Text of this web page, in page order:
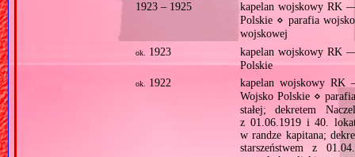
1923 – 1925
kapelan wojskowy RK
Polskie ⋄ parafia
wojskowej
ok. 1923
kapelan wojskowy RK
Polskie
ok. 1922
kapelan wojskowy
Wojsko Polskie ⋄
stałej; dekretem
z 01.06.1919 i 40.
w randze kapitana;
starszeństwem z